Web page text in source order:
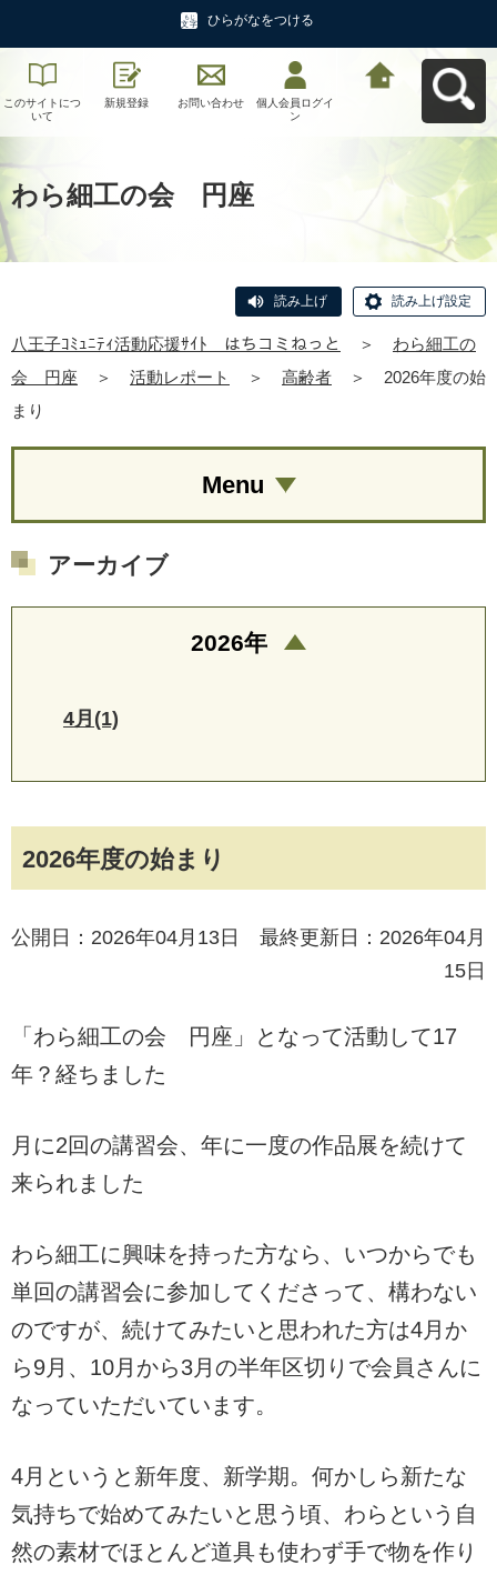
ひらがなをつける
このサイトにつ
いて
新規登録 お問い合わせ
個人会員ログイ
ン
わら細工の会 円座
読み上げ 読み上げ設定
八王子ｺﾐｭﾆﾃｨ活動応援ｻｲﾄ はちコミねっと ＞
わら細工の
会 円座
＞ 活動レポート ＞ 高齢者 ＞
2026年度の始
まり
2026年度の始まり
公開日：2026年04月13日 最終更新日：2026年04月
15日
「わら細工の会 円座」となって活動して17
年？経ちました
月に2回の講習会、年に一度の作品展を続けて
来られました
わら細工に興味を持った方なら、いつからでも
単回の講習会に参加してくださって、構わない
のですが、続けてみたいと思われた方は4月か
ら9月、10月から3月の半年区切りで会員さんに
なっていただいています。
4月というと新年度、新学期。何かしら新たな
気持ちで始めてみたいと思う頃、わらという自
然の素材でほとんど道具も使わず手で物を作り
Menu
アーカイブ
2026年
4月(1)